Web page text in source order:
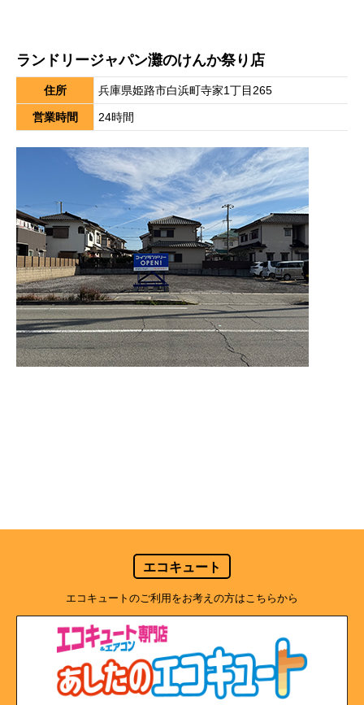
ランドリージャパン灘のけんか祭り店
住所 兵庫県姫路市白浜町寺家1丁目265
営業時間 24時間
エコキュート
エコキュートのご利用をお考えの方はこちらから